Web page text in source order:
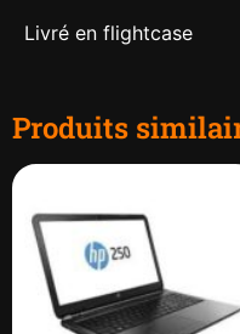
Livré en flightcase
Produits